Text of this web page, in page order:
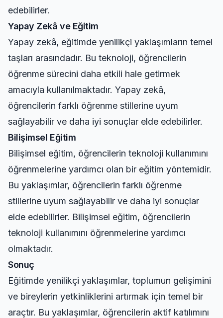
edebilirler.
Yapay Zekâ ve Eğitim
Yapay zekâ, eğitimde yenilikçi yaklaşımların temel
taşları arasındadır. Bu teknoloji, öğrencilerin
öğrenme sürecini daha etkili hale getirmek
amacıyla kullanılmaktadır. Yapay zekâ,
öğrencilerin farklı öğrenme stillerine uyum
sağlayabilir ve daha iyi sonuçlar elde edebilirler.
Bilişimsel Eğitim
Bilişimsel eğitim, öğrencilerin teknoloji kullanımını
öğrenmelerine yardımcı olan bir eğitim yöntemidir.
Bu yaklaşımlar, öğrencilerin farklı öğrenme
stillerine uyum sağlayabilir ve daha iyi sonuçlar
elde edebilirler. Bilişimsel eğitim, öğrencilerin
teknoloji kullanımını öğrenmelerine yardımcı
olmaktadır.
Sonuç
Eğitimde yenilikçi yaklaşımlar, toplumun gelişimini
ve bireylerin yetkinliklerini artırmak için temel bir
araçtır. Bu yaklaşımlar, öğrencilerin aktif katılımını